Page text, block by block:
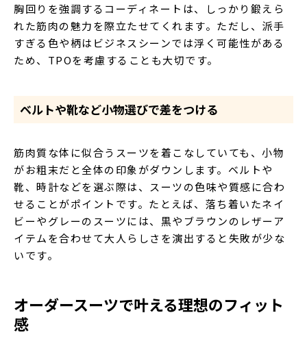
胸回りを強調するコーディネートは、しっかり鍛えら
れた筋肉の魅力を際立たせてくれます。ただし、派手
すぎる色や柄はビジネスシーンでは浮く可能性がある
ため、TPOを考慮することも大切です。
ベルトや靴など小物選びで差をつける
筋肉質な体に似合うスーツを着こなしていても、小物
がお粗末だと全体の印象がダウンします。ベルトや
靴、時計などを選ぶ際は、スーツの色味や質感に合わ
せることがポイントです。たとえば、落ち着いたネイ
ビーやグレーのスーツには、黒やブラウンのレザーア
イテムを合わせて大人らしさを演出すると失敗が少な
いです。
オーダースーツで叶える理想のフィット
感